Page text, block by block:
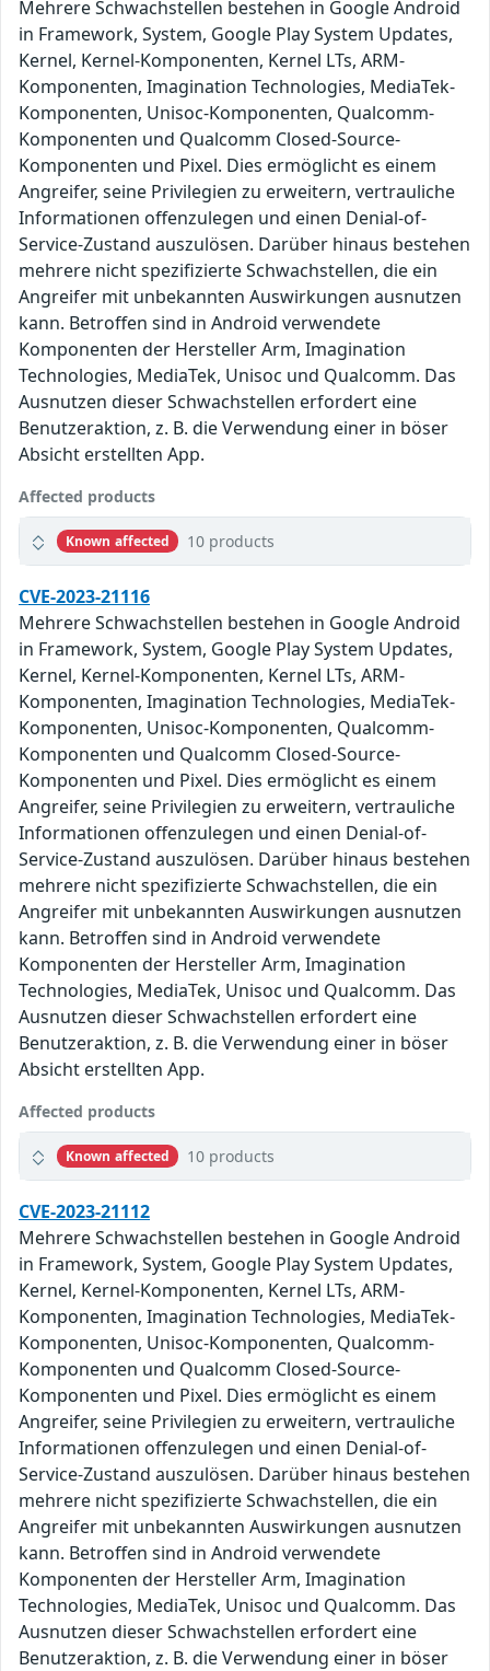
Mehrere Schwachstellen bestehen in Google Android
in Framework, System, Google Play System Updates,
Kernel, Kernel-Komponenten, Kernel LTs, ARM-
Komponenten, Imagination Technologies, MediaTek-
Komponenten, Unisoc-Komponenten, Qualcomm-
Komponenten und Qualcomm Closed-Source-
Komponenten und Pixel. Dies ermöglicht es einem
Angreifer, seine Privilegien zu erweitern, vertrauliche
Informationen offenzulegen und einen Denial-of-
Service-Zustand auszulösen. Darüber hinaus bestehen
mehrere nicht spezifizierte Schwachstellen, die ein
Angreifer mit unbekannten Auswirkungen ausnutzen
kann. Betroffen sind in Android verwendete
Komponenten der Hersteller Arm, Imagination
Technologies, MediaTek, Unisoc und Qualcomm. Das
Ausnutzen dieser Schwachstellen erfordert eine
Benutzeraktion, z. B. die Verwendung einer in böser
Absicht erstellten App.
Affected products
Known affected 10 products
CVE-2023-21116
Mehrere Schwachstellen bestehen in Google Android
in Framework, System, Google Play System Updates,
Kernel, Kernel-Komponenten, Kernel LTs, ARM-
Komponenten, Imagination Technologies, MediaTek-
Komponenten, Unisoc-Komponenten, Qualcomm-
Komponenten und Qualcomm Closed-Source-
Komponenten und Pixel. Dies ermöglicht es einem
Angreifer, seine Privilegien zu erweitern, vertrauliche
Informationen offenzulegen und einen Denial-of-
Service-Zustand auszulösen. Darüber hinaus bestehen
mehrere nicht spezifizierte Schwachstellen, die ein
Angreifer mit unbekannten Auswirkungen ausnutzen
kann. Betroffen sind in Android verwendete
Komponenten der Hersteller Arm, Imagination
Technologies, MediaTek, Unisoc und Qualcomm. Das
Ausnutzen dieser Schwachstellen erfordert eine
Benutzeraktion, z. B. die Verwendung einer in böser
Absicht erstellten App.
Affected products
Known affected 10 products
CVE-2023-21112
Mehrere Schwachstellen bestehen in Google Android
in Framework, System, Google Play System Updates,
Kernel, Kernel-Komponenten, Kernel LTs, ARM-
Komponenten, Imagination Technologies, MediaTek-
Komponenten, Unisoc-Komponenten, Qualcomm-
Komponenten und Qualcomm Closed-Source-
Komponenten und Pixel. Dies ermöglicht es einem
Angreifer, seine Privilegien zu erweitern, vertrauliche
Informationen offenzulegen und einen Denial-of-
Service-Zustand auszulösen. Darüber hinaus bestehen
mehrere nicht spezifizierte Schwachstellen, die ein
Angreifer mit unbekannten Auswirkungen ausnutzen
kann. Betroffen sind in Android verwendete
Komponenten der Hersteller Arm, Imagination
Technologies, MediaTek, Unisoc und Qualcomm. Das
Ausnutzen dieser Schwachstellen erfordert eine
Benutzeraktion, z. B. die Verwendung einer in böser